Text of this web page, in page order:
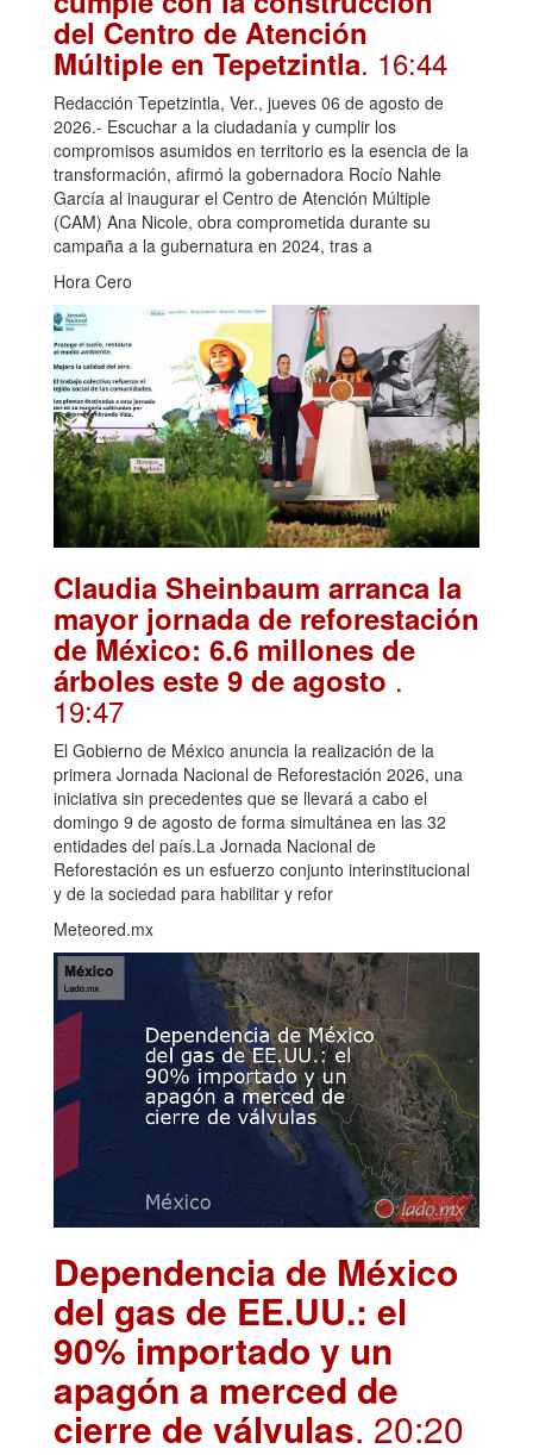
del Centro de Atención
Múltiple en Tepetzintla. 16:44
Redacción Tepetzintla, Ver., jueves 06 de agosto de
2026.- Escuchar a la ciudadanía y cumplir los
compromisos asumidos en territorio es la esencia de la
transformación, afirmó la gobernadora Rocío Nahle
García al inaugurar el Centro de Atención Múltiple
(CAM) Ana Nicole, obra comprometida durante su
campaña a la gubernatura en 2024, tras a
Hora Cero
Claudia Sheinbaum arranca la
mayor jornada de reforestación
de México: 6.6 millones de
árboles este 9 de agosto .
19:47
El Gobierno de México anuncia la realización de la
primera Jornada Nacional de Reforestación 2026, una
iniciativa sin precedentes que se llevará a cabo el
domingo 9 de agosto de forma simultánea en las 32
entidades del país.La Jornada Nacional de
Reforestación es un esfuerzo conjunto interinstitucional
y de la sociedad para habilitar y refor
Meteored.mx
Dependencia de México
del gas de EE.UU.: el
90% importado y un
apagón a merced de
cierre de válvulas. 20:20